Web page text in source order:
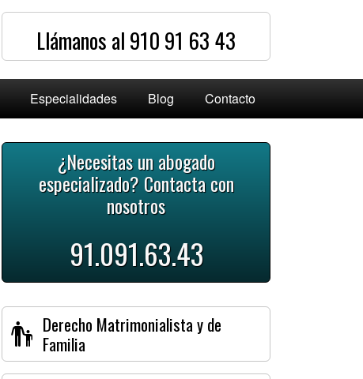
Llámanos al 910 91 63 43
Especialidades Blog Contacto
¿Necesitas un abogado
especializado? Contacta con
nosotros
91.091.63.43
Derecho Matrimonialista y de
Familia